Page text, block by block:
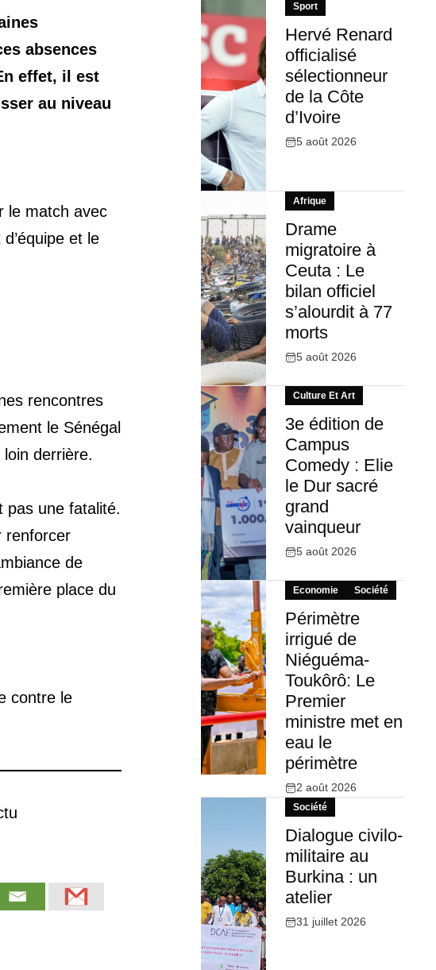
absences
effet, il est
au niveau
le match avec
et le
rencontres
le Sénégal
derrière.
pas une fatalité.
renforcer
de
place du
contre le
Sport
Hervé Renard
officialisé
sélectionneur
de la Côte
d’Ivoire
5 août 2026
Afrique
Drame
migratoire à
Ceuta : Le
bilan officiel
s’alourdit à 77
morts
5 août 2026
Culture Et Art
3e édition de
Campus
Comedy : Elie
le Dur sacré
grand
vainqueur
5 août 2026
Economie Société
Périmètre
irrigué de
Niéguéma-
Toukôrô: Le
Premier
ministre met en
eau le
périmètre
2 août 2026
Société
Dialogue civilo-
militaire au
Burkina : un
atelier
31 juillet 2026